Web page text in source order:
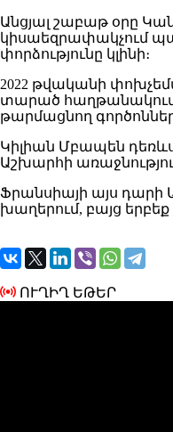
Անցյալ շաբաթ օրը
կիսաեզրափակչում
փորձությունը կլինի։
2022 թվականի
տարած
թարմացնող
Կիլիան Մբապեն
Աշխարհի
Ֆրանսիայի այս դարի
խաղերում, բայց երբեք
ՈՒՂԻՂ ԵԹԵՐ